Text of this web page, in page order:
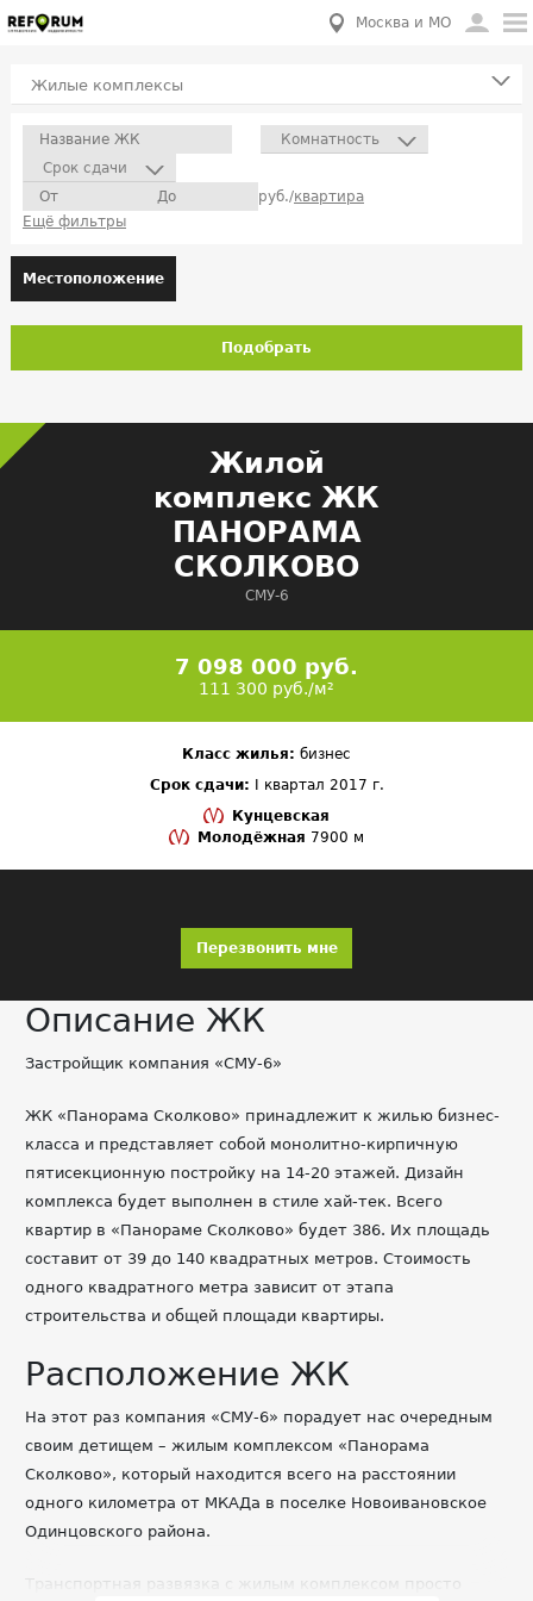
Москва и МО
Жилые комплексы
Комнатность
Срок сдачи
руб./квартира
Ещё фильтры
Местоположение
Подобрать
Жилой
комплекс ЖК
ПАНОРАМА
СКОЛКОВО
СМУ-6
7 098 000 руб.
111 300 руб./м²
Класс жилья: бизнес
Срок сдачи: I квартал 2017 г.
Кунцевская
Молодёжная 7900 м
Перезвонить мне
Описание ЖК
Застройщик компания «СМУ-6»
ЖК «Панорама Сколково» принадлежит к жилью бизнес-
класса и представляет собой монолитно-кирпичную
пятисекционную постройку на 14-20 этажей. Дизайн
комплекса будет выполнен в стиле хай-тек. Всего
квартир в «Панораме Сколково» будет 386. Их площадь
составит от 39 до 140 квадратных метров. Стоимость
одного квадратного метра зависит от этапа
строительства и общей площади квартиры.
Расположение ЖК
На этот раз компания «СМУ-6» порадует нас очередным
своим детищем – жилым комплексом «Панорама
Сколково», который находится всего на расстоянии
одного километра от МКАДа в поселке Новоивановское
Одинцовского района.
Транспортная развязка с жилым комплексом просто